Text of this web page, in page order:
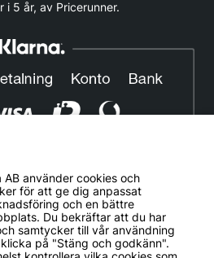
i 5 år, av Pricerunner.
rättigheter reserverade.
|Cookiepolicy|Köp- och
019-507 40 01
ABanvänder cookies och
för att ge dig anpassat
och en bättre
Du bekräftar att du har
samtycker till vår användning
på "Stäng och godkänn".